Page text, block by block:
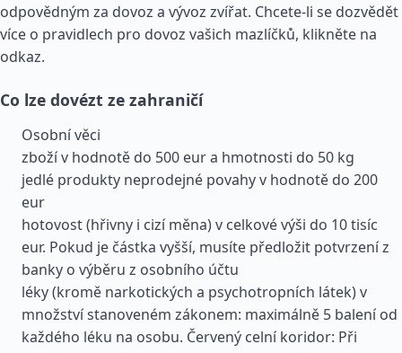
odpovědným za dovoz a vývoz zvířat. Chcete-li se dozvědět
více o pravidlech pro dovoz vašich mazlíčků, klikněte na
odkaz.
Co lze dovézt ze zahraničí
Osobní věci
zboží v hodnotě do 500 eur a hmotnosti do 50 kg
jedlé produkty neprodejné povahy v hodnotě do 200
eur
hotovost (hřivny i cizí měna) v celkové výši do 10 tisíc
eur. Pokud je částka vyšší, musíte předložit potvrzení z
banky o výběru z osobního účtu
léky (kromě narkotických a psychotropních látek) v
množství stanoveném zákonem: maximálně 5 balení od
každého léku na osobu. Červený celní koridor: Při